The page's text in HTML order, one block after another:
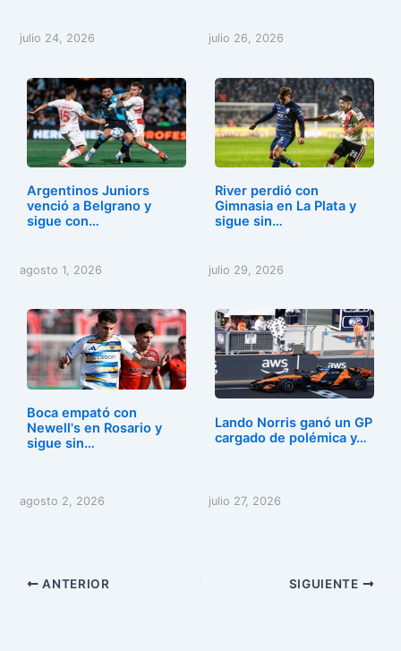
julio 24, 2026 julio 26, 2026
Argentinos Juniors
venció a Belgrano y
sigue con…
agosto 1, 2026
River perdió con
Gimnasia en La Plata y
sigue sin…
julio 29, 2026
Boca empató con
Newell's en Rosario y
sigue sin…
agosto 2, 2026
Lando Norris ganó un GP
cargado de polémica y…
julio 27, 2026
ANTERIOR SIGUIENTE